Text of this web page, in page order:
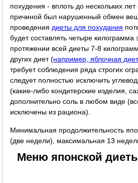
похудения - вплоть до нескольких
причиной был нарушенный обмен
проведения диеты для похудания
будет составлять четыре
протяжении всей диеты 7-8
других диет (например, яблочная
требует соблюдения ряда строгих
следует полностью исключить
(какие-либо кондитерские изделия,
дополнительно соль в любом виде
исключены из рациона).
Минимальная продолжительность
(две недели), максимальная 13
Меню японской